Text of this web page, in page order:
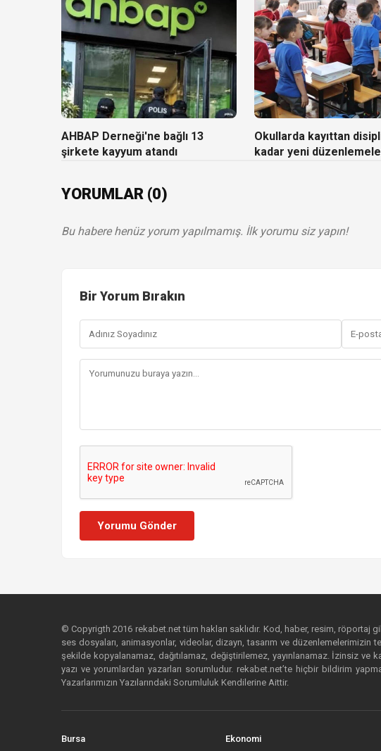
AHBAP Derneği'ne bağlı 13
şirkete kayyum atandı
Okullarda kayıttan
kadar yeni
YORUMLAR (0)
Bu habere henüz yorum yapılmamış. İlk yorumu siz yapın!
Bir Yorum Bırakın
Yorumu Gönder
© Copyrigth 2016 rekabet.net tüm hakları saklıdır. Kod, haber, resim, röportaj
ses dosyaları, animasyonlar, videolar, dizayn, tasarım ve düzenlemelerimizin
şekilde kopyalanamaz, dağıtılamaz, değiştirilemez, yayınlanamaz. İzinsiz ve
yazı ve yorumlardan yazarları sorumludur. rekabet.net’te hiçbir bildirim
Yazarlarımızın Yazılarındaki Sorumluluk Kendilerine Aittir.
Bursa Ekonomi